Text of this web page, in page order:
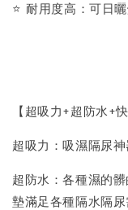
⭐️ 耐用度高：可日
【超吸力+超防水+
超吸力：吸濕隔尿
超防水：各種濕的
墊滿足各種隔水隔尿